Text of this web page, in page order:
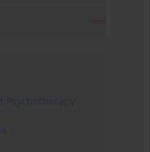
Psychotherapy